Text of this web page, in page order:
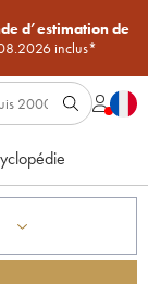
d’estimation de
inclus*